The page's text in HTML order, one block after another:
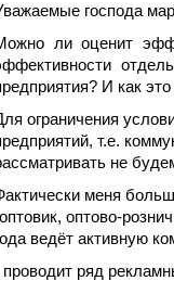
господа
ли оценит
И как
ограничения
т.е.
не
меня
оптово-
ведёт активную
проводит ряд